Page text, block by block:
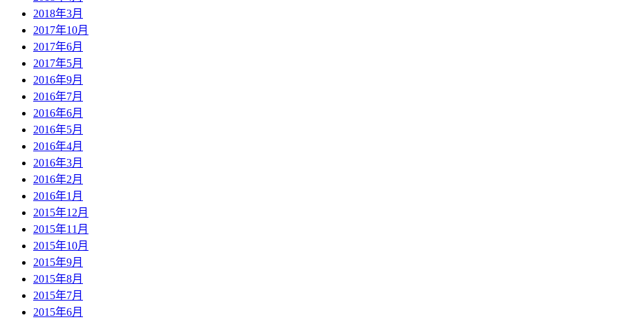
2018年3月
2017年10月
2017年6月
2017年5月
2016年9月
2016年7月
2016年6月
2016年5月
2016年4月
2016年3月
2016年2月
2016年1月
2015年12月
2015年11月
2015年10月
2015年9月
2015年8月
2015年7月
2015年6月